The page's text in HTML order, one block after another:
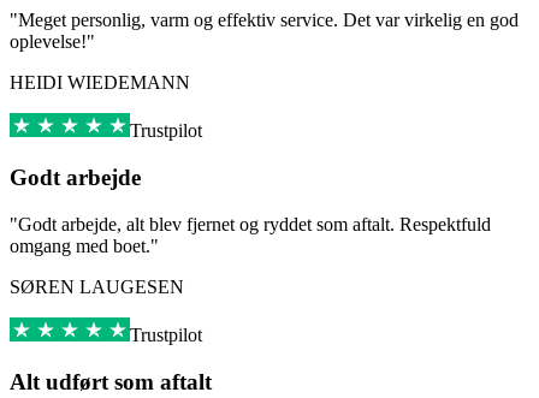
"Meget personlig, varm og effektiv service. Det var virkelig en god
oplevelse!"
HEIDI WIEDEMANN
Trustpilot
Godt arbejde
"Godt arbejde, alt blev fjernet og ryddet som aftalt. Respektfuld
omgang med boet."
SØREN LAUGESEN
Trustpilot
Alt udført som aftalt